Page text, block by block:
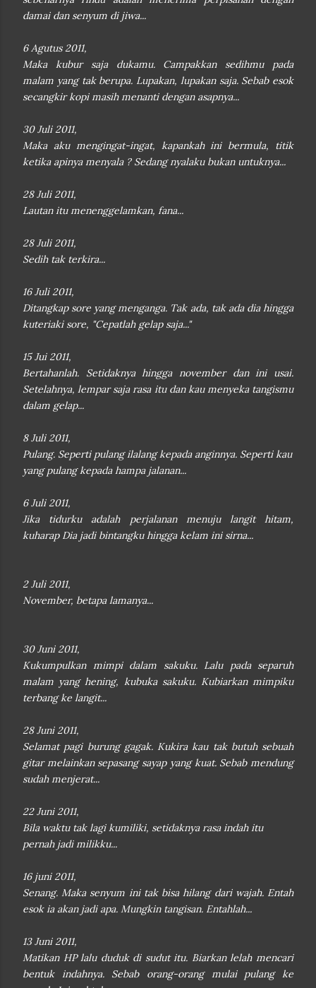
damai dan senyum di jiwa...
6 Agutus 2011,
Maka kubur saja dukamu. Campakkan sedihmu pada
malam yang tak berupa. Lupakan, lupakan saja. Sebab esok
secangkir kopi masih menanti dengan asapnya...
30 Juli 2011,
Maka aku mengingat-ingat, kapankah ini bermula, titik
ketika apinya menyala ? Sedang nyalaku bukan untuknya...
28 Juli 2011,
Lautan itu menenggelamkan, fana...
28 Juli 2011,
Sedih tak terkira...
16 Juli 2011,
Ditangkap sore yang menganga. Tak ada, tak ada dia hingga
kuteriaki sore, "Cepatlah gelap saja..."
15 Jui 2011,
Bertahanlah. Setidaknya hingga november dan ini usai.
Setelahnya, lempar saja rasa itu dan kau menyeka tangismu
dalam gelap...
8 Juli 2011,
Pulang. Seperti pulang ilalang kepada anginnya. Seperti kau
yang pulang kepada hampa jalanan...
6 Juli 2011,
Jika tidurku adalah perjalanan menuju langit hitam,
kuharap Dia jadi bintangku hingga kelam ini sirna...
2 Juli 2011,
November, betapa lamanya...
30 Juni 2011,
Kukumpulkan mimpi dalam sakuku. Lalu pada separuh
malam yang hening, kubuka sakuku. Kubiarkan mimpiku
terbang ke langit...
28 Juni 2011,
Selamat pagi burung gagak. Kukira kau tak butuh sebuah
gitar melainkan sepasang sayap yang kuat. Sebab mendung
sudah menjerat...
22 Juni 2011,
Bila waktu tak lagi kumiliki, setidaknya rasa indah itu
pernah jadi milikku...
16 juni 2011,
Senang. Maka senyum ini tak bisa hilang dari wajah. Entah
esok ia akan jadi apa. Mungkin tangisan. Entahlah...
13 Juni 2011,
Matikan HP lalu duduk di sudut itu. Biarkan lelah mencari
bentuk indahnya. Sebab orang-orang mulai pulang ke